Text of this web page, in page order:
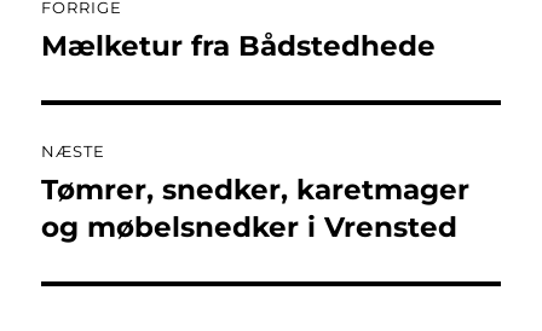
FORRIGE
Forrige
Mælketur fra Bådstedhede
NÆSTE
Næste
indlæg:
Tømrer, snedker, karetmager
og møbelsnedker i Vrensted